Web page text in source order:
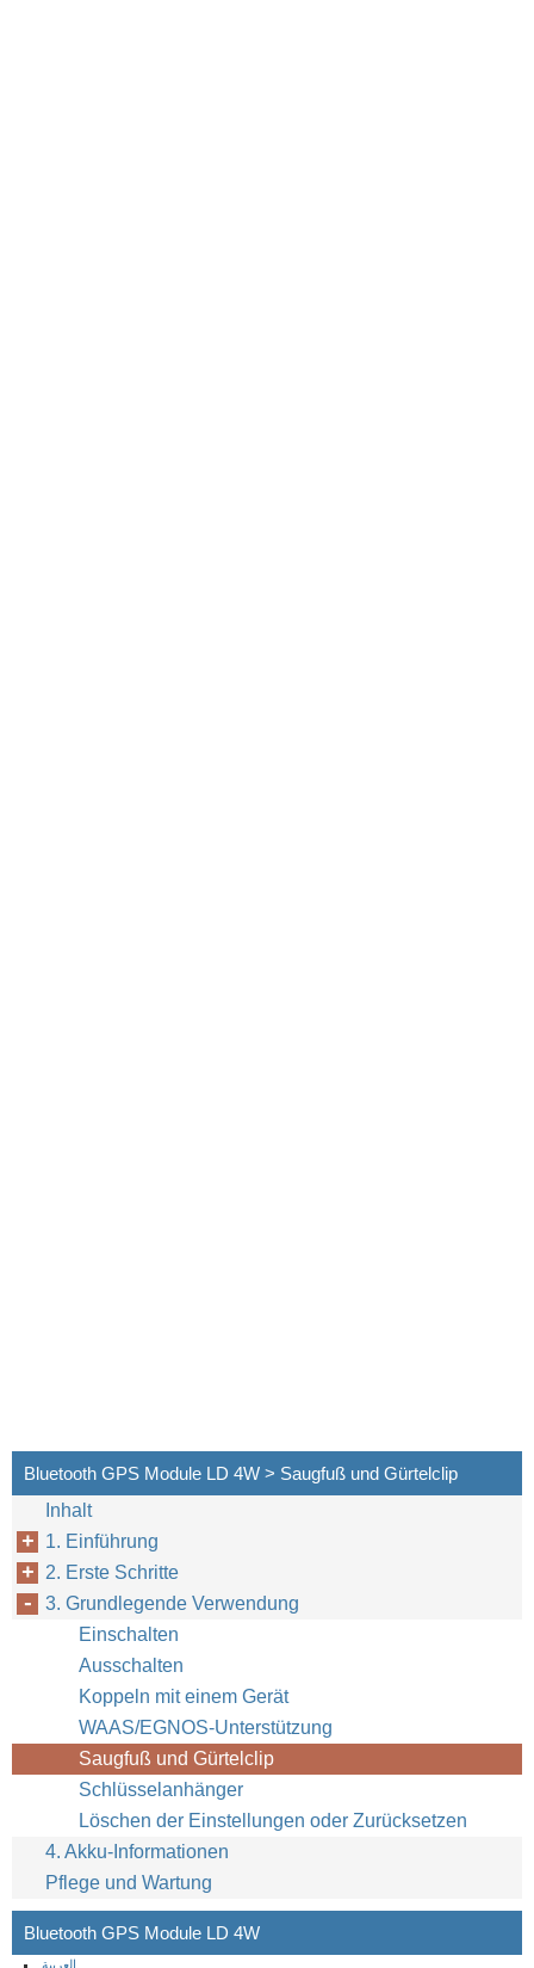
Bluetooth GPS Module LD 4W > Saugfuß und Gürtelclip
Inhalt
1. Einführung
2. Erste Schritte
3. Grundlegende Verwendung
Einschalten
Ausschalten
Koppeln mit einem Gerät
WAAS/EGNOS-Unterstützung
Saugfuß und Gürtelclip
Schlüsselanhänger
Löschen der Einstellungen oder Zurücksetzen
4. Akku-Informationen
Pflege und Wartung
Bluetooth GPS Module LD 4W
العربية